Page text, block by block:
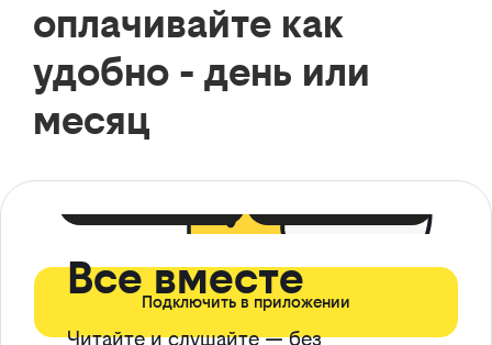
оплачивайте как
удобно - день или
месяц
Все вместе
Читайте и слушайте — без
Подключить в приложении